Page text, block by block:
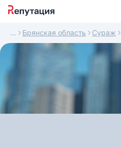
Брянская область Сураж